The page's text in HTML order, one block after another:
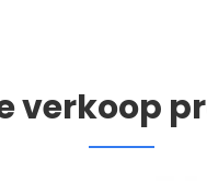
verkoop